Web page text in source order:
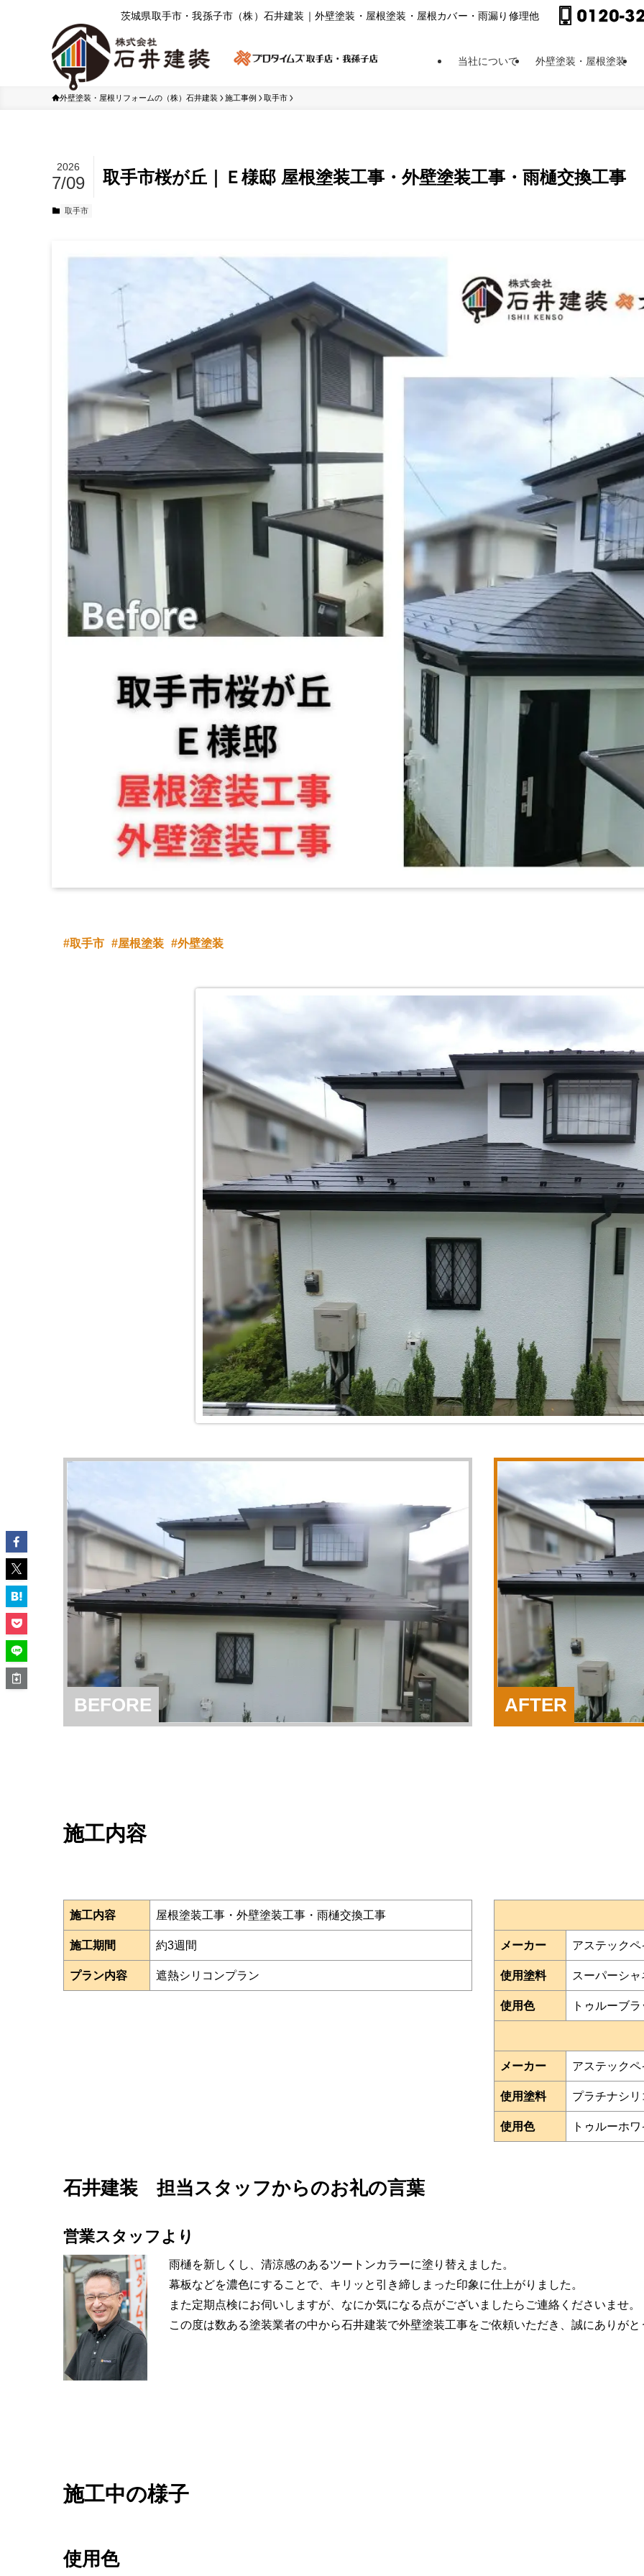
茨城県取⼿市・我孫⼦市（株）⽯井建装｜外壁塗装・屋根塗装・屋根カバー・⾬漏り修理他
当社について 外壁塗装・屋根塗装
外壁塗装・屋根リフォームの（株）石井建装 施工事例 取手市
取手市桜が丘｜Ｅ様邸 屋根塗装工事・外壁塗装工事・雨樋交換工事
2026
7/09
取手市
取手市 屋根塗装 外壁塗装
BEFORE AFTER
施工内容
施工内容 屋根塗装工事・外壁塗装工事・雨樋交換工事
施工期間 約3週間
プラン内容 遮熱シリコンプラン
メーカー アステックペ
使用塗料 スーパーシ
使用色 トゥルーブ
メーカー アステックペ
使用塗料 プラチナシ
使用色 トゥルーホ
石井建装 担当スタッフからのお礼の言葉
営業スタッフより
雨樋を新しくし、清涼感のあるツートンカラーに塗り替えました。
幕板などを濃色にすることで、キリッと引き締しまった印象に仕上がりました。
また定期点検にお伺いしますが、なにか気になる点がございましたらご連絡くださいませ。
この度は数ある塗装業者の中から石井建装で外壁塗装工事をご依頼いただき、誠にありが
施工中の様子
使用色